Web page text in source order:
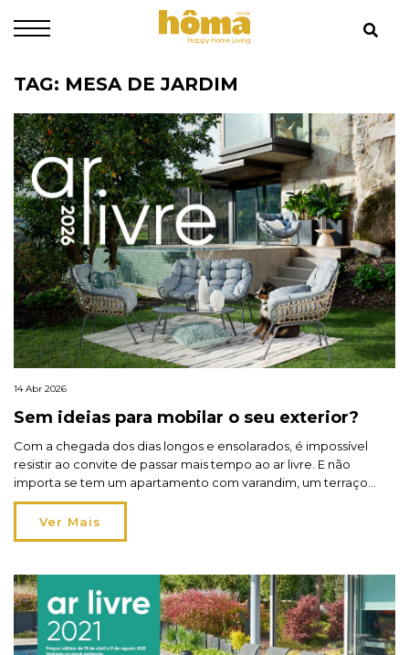
TAG: MESA DE JARDIM
14 Abr 2026
Sem ideias para mobilar o seu exterior?
Com a chegada dos dias longos e ensolarados, é impossível
resistir ao convite de passar mais tempo ao ar livre. E não
importa se tem um apartamento com varandim, um terraço
com vista para a cidade ou uma moradia com alpendre à beira
da piscina: temos propostas de mobiliário para todos os
espaços e estilos! […]
Ver Mais